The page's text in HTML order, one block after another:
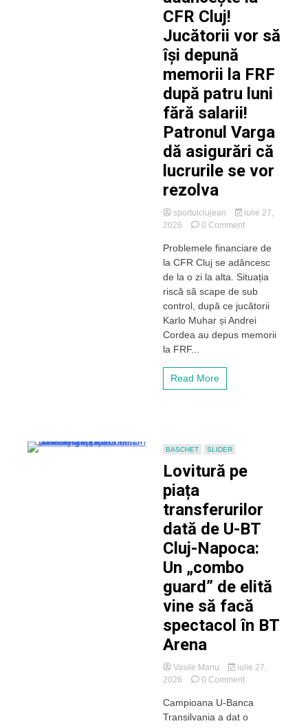
CFR Cluj!
Jucătorii vor să
își depună
memorii la FRF
după patru luni
fără salarii!
Patronul Varga
dă asigurări că
lucrurile se vor
rezolva
sportulclujean
iulie 27,
2026
0 Commenton
se
adâncește
la
CFR
Jucătorii
vor
să
Patronul
asigurări
că
lucrurile
se
Problemele financiare de
la CFR Cluj se adâncesc
de la o zi la alta. Situația
riscă să scape de sub
control, după ce jucătorii
Karlo Muhar și Andrei
Cordea au depus memorii
la FRF...
Read More
BASCHET SLIDER
Lovitură pe
piața
transferurilor
dată de U-BT
Cluj-Napoca:
Un „combo
guard” de elită
vine să facă
spectacol în BT
Arena
Vasile Manu
iulie 27,
2026
0 Commenton
pe
piața
Campioana U-Banca
Transilvania a dat o